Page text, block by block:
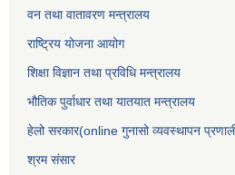
वन तथा वातावरण मन्त्रालय
राष्ट्रिय योजना आयोग
शिक्षा विज्ञान तथा प्रविधि मन्त्रालय
भौतिक पुर्वाधार तथा यातयात मन्त्रालय
हेलो सरकार(online गुनासो व्यवस्थापन
श्रम संसार